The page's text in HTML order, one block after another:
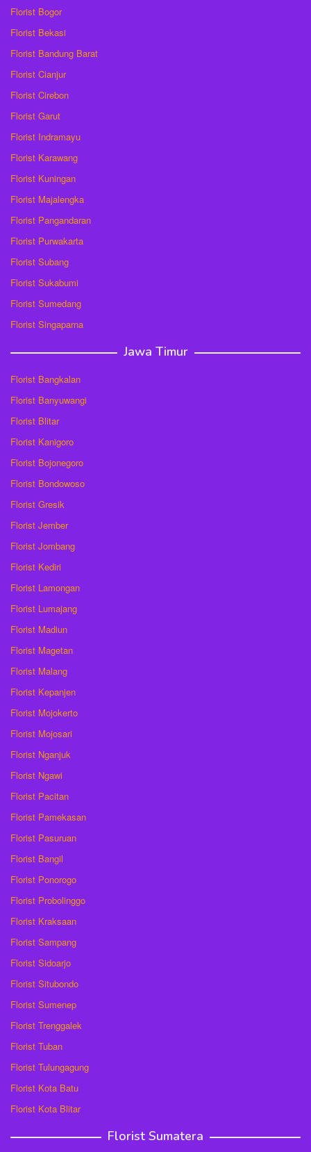
Florist Bogor
Florist Bekasi
Florist Bandung Barat
Florist Cianjur
Florist Cirebon
Florist Garut
Florist Indramayu
Florist Karawang
Florist Kuningan
Florist Majalengka
Florist Pangandaran
Florist Purwakarta
Florist Subang
Florist Sukabumi
Florist Sumedang
Florist Singaparna
Jawa Timur
Florist Bangkalan
Florist Banyuwangi
Florist Blitar
Florist Kanigoro
Florist Bojonegoro
Florist Bondowoso
Florist Gresik
Florist Jember
Florist Jombang
Florist Kediri
Florist Lamongan
Florist Lumajang
Florist Madiun
Florist Magetan
Florist Malang
Florist Kepanjen
Florist Mojokerto
Florist Mojosari
Florist Nganjuk
Florist Ngawi
Florist Pacitan
Florist Pamekasan
Florist Pasuruan
Florist Bangil
Florist Ponorogo
Florist Probolinggo
Florist Kraksaan
Florist Sampang
Florist Sidoarjo
Florist Situbondo
Florist Sumenep
Florist Trenggalek
Florist Tuban
Florist Tulungagung
Florist Kota Batu
Florist Kota Blitar
Florist Sumatera